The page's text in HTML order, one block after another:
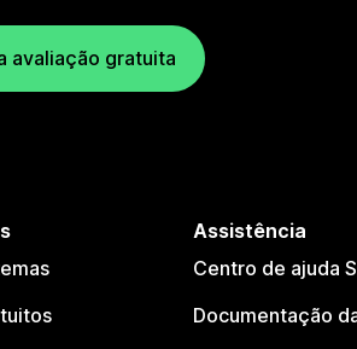
avaliação gratuita
Assistência
Centro de ajuda
Documentação